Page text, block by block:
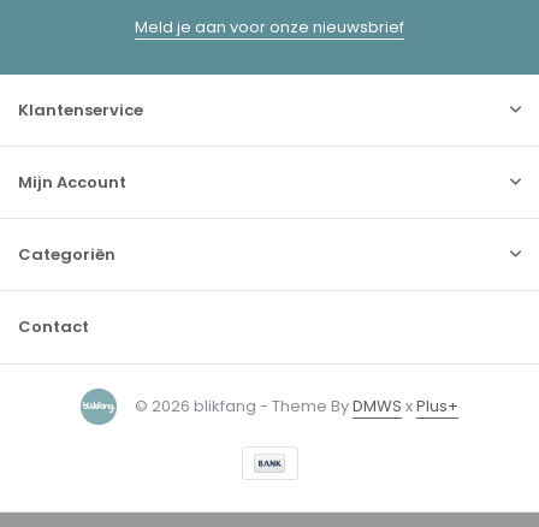
Meld je aan voor onze nieuwsbrief
Klantenservice
Mijn Account
Categoriën
Contact
© 2026 blikfang - Theme ByDMWS xPlus+